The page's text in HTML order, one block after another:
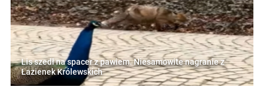
Lis szedł na spacer z pawiem. Niesamowite nagranie z
Łazienek Królewskich